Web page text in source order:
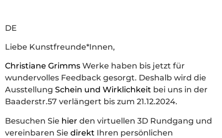
DE
Liebe Kunstfreunde*Innen,
Christiane Grimms Werke haben bis jetzt für
wundervolles Feedback gesorgt. Deshalb wird die
Ausstellung Schein und Wirklichkeit bei uns in der
Baaderstr.57 verlängert bis zum 21.12.2024.
Besuchen Sie hier den virtuellen 3D Rundgang und
vereinbaren Sie direkt Ihren persönlichen